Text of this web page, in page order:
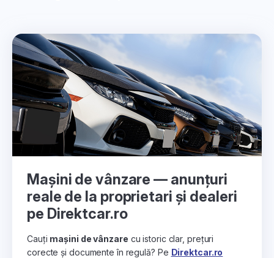
Mașini de vânzare — anunțuri
reale de la proprietari și dealeri
pe Direktcar.ro
Cauți mașini de vânzare cu istoric clar, prețuri
corecte și documente în regulă? Pe Direktcar.ro